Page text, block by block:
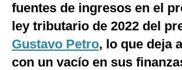
Internacional
Tecnología
Club del Suscriptor
fuentes de ingresos en el
ley tributario de 2022 del
Gustavo Petro, lo que deja
con un vacío en sus